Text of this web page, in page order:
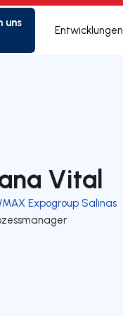
uns
Entwicklungen
Vital
MAX Expogroup Salinas